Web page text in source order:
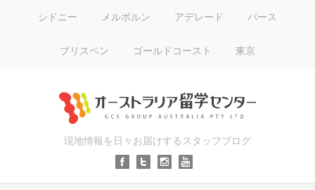
シドニー メルボルン アデレード パース
ブリスベン ゴールドコースト 東京
現地情報を日々お届けするスタッフブログ